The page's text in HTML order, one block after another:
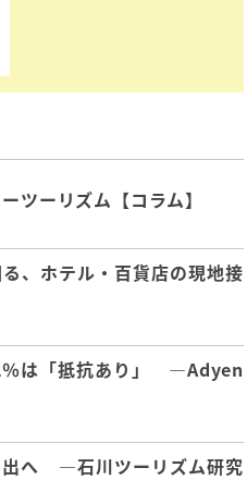
ツーリズム【コラム】
、ホテル・百貨店の現地接
％は「抵抗あり」 ―Adyen
出へ ―石川ツーリズム研究